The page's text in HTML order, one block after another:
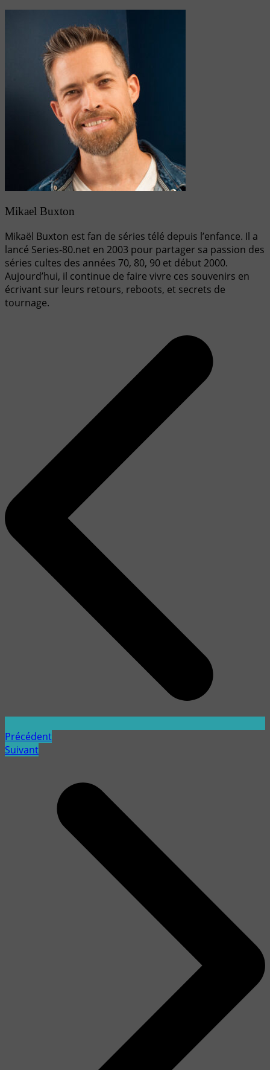
Mikael Buxton
Mikaël Buxton est fan de séries télé depuis l’enfance. Il a
lancé Series-80.net en 2003 pour partager sa passion des
séries cultes des années 70, 80, 90 et début 2000.
Aujourd’hui, il continue de faire vivre ces souvenirs en
écrivant sur leurs retours, reboots, et secrets de
tournage.
Précédent
Suivant